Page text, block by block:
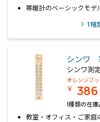
寒暖計のベーシックモデ
1種
シンワ
シンワ測
オレンジブ
￥ 386
1種類の在
教室・オフィス・ご家庭